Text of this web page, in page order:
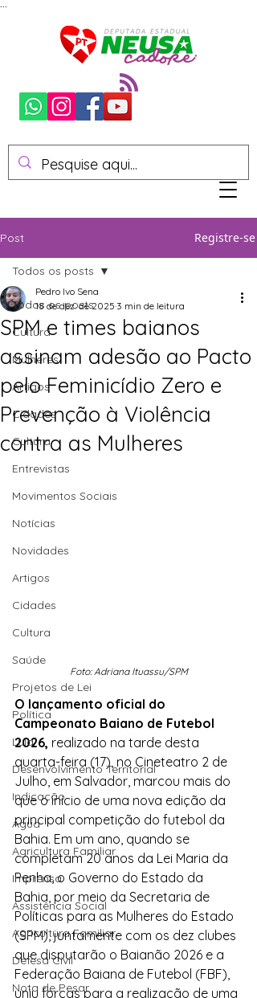
Post Registre-se
Todos os posts
Cultura
Mulheres
Artigos
Cidades
Cultura
Entrevistas
Movimentos Sociais
Notícias
Novidades
Artigos
Cidades
Cultura
Saúde
Projetos de Lei
Política
Lula
Desenvolvimento Territorial
Indicação
Água
Agricultura Familiar
Imprensa
Assistência Social
Agricultura Familiar
Defesa Civil
Nota de Pesar
Todos os posts
SPM e times baianos
assinam adesão ao Pacto
pelo Feminicídio Zero e
Prevenção à Violência
contra as Mulheres
Pedro Ivo Sena
18 de dez. de 2025 3 min de leitura
Foto: Adriana Ituassu/SPM
O lançamento oficial do
Campeonato Baiano de Futebol
2026, realizado na tarde desta
quarta-feira (17), no Cineteatro 2 de
Julho, em Salvador, marcou mais do
que o início de uma nova edição da
principal competição do futebol da
Bahia. Em um ano, quando se
completam 20 anos da Lei Maria da
Penha, o Governo do Estado da
Bahia, por meio da Secretaria de
Políticas para as Mulheres do Estado
(SPM), juntamente com os dez clubes
que disputarão o Baianão 2026 e a
Federação Baiana de Futebol (FBF),
uniu forças para a realização de uma